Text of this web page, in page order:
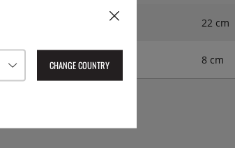
22 cm
8 cm
CHANGE COUNTRY